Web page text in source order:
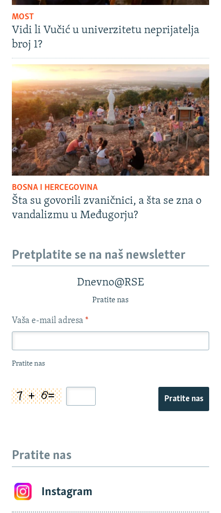
MOST
Vidi li Vučić u univerzitetu neprijatelja
broj 1?
BOSNA I HERCEGOVINA
Šta su govorili zvaničnici, a šta se zna o
vandalizmu u Međugorju?
Pretplatite se na naš newsletter
Dnevno@RSE
Pratite nas
Vaša e-mail adresa *
Pratite nas
Pratite nas
Pratite nas
Instagram